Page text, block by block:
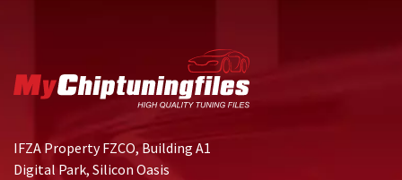
IFZA Property FZCO, Building A1
Digital Park, Silicon Oasis